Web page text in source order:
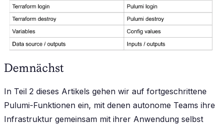
Demnächst
In Teil 2 dieses Artikels gehen wir auf fortgeschrittene
Pulumi-Funktionen ein, mit denen autonome Teams ihre
Infrastruktur gemeinsam mit ihrer Anwendung selbst